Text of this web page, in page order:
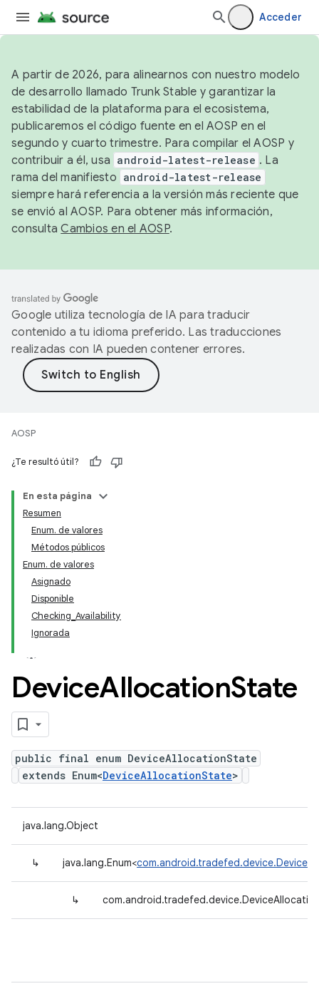
Acceder
A partir de 2026, para alinearnos con nuestro modelo
de desarrollo llamado Trunk Stable y garantizar la
estabilidad de la plataforma para el ecosistema,
publicaremos el código fuente en el AOSP en el
segundo y cuarto trimestre. Para compilar el AOSP y
contribuir a él, usa android-latest-release . La
rama del manifiesto android-latest-release
siempre hará referencia a la versión más reciente que
se envió al AOSP. Para obtener más información,
consultaCambios en el AOSP.
Google utiliza tecnología de IA para traducir
contenido a tu idioma preferido. Las traducciones
realizadas con IA pueden contener errores.
AOSP
¿Te resultó útil?
En esta página
Resumen
Enum. de valores
Métodos públicos
Enum. de valores
Asignado
Disponible
Checking_Availability
Ignorada
DeviceAllocationState
public final enum DeviceAllocationState
extends Enum<DeviceAllocationState>
java.lang.Object
↳ java.lang.Enum<
↳